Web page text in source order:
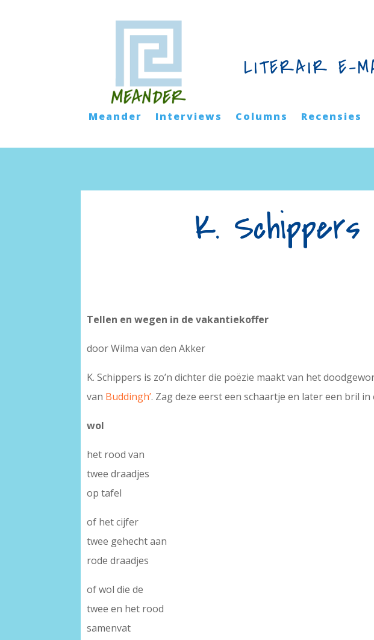
LITERAIR E-
Meander Interviews Columns Recensies
K.
Tellen en wegen in de vakantiekoffer
door Wilma van den Akker
K. Schippers is zo’n dichter die poëzie maakt van het
van Buddingh’. Zag deze eerst een schaartje en later een bril
wol
het rood van
twee draadjes
op tafel
of het cijfer
twee gehecht aan
rode draadjes
of wol die de
twee en het rood
samenvat